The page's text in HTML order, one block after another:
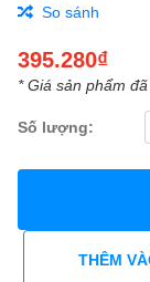
So sánh
395.280₫
* Giá sản phẩm
Số lượng:
THÊM